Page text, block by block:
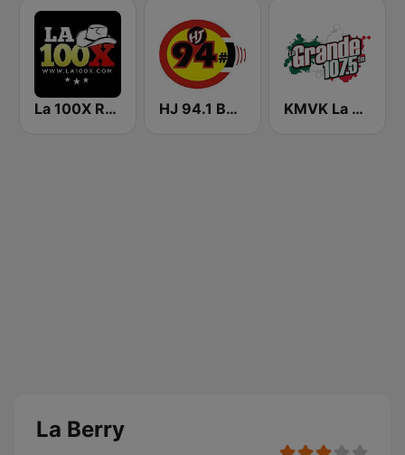
La 100X Radio HJ 94.1 Boom FM KMVK La Grande 107.5 FM
La Berry